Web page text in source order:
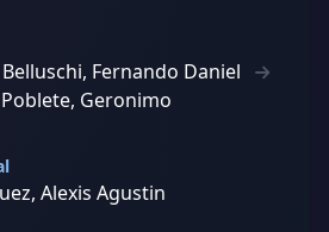
Belluschi, Fernando Daniel
Poblete, Geronimo
Alexis Agustin